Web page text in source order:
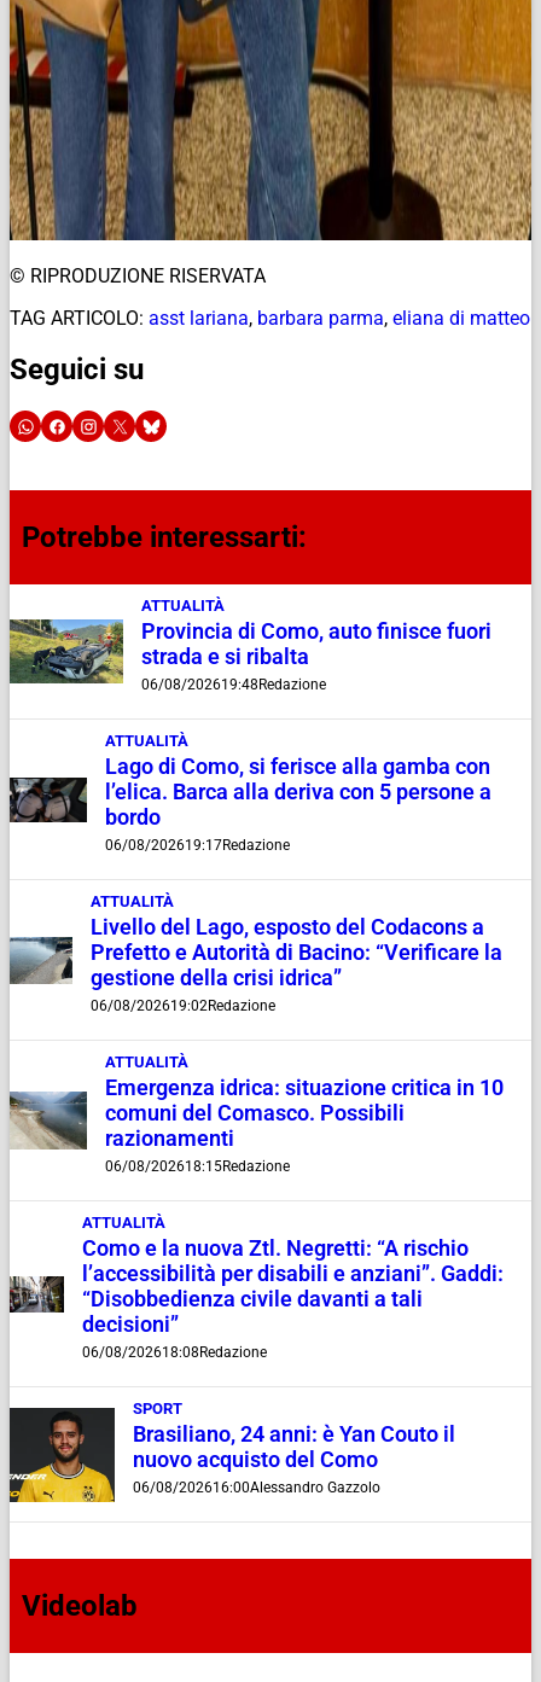
© RIPRODUZIONE RISERVATA
TAG ARTICOLO: asst lariana, barbara parma, eliana di matteo
Seguici su
Potrebbe interessarti:
ATTUALITÀ
Provincia di Como, auto finisce fuori
strada e si ribalta
06/08/202619:48 Redazione
ATTUALITÀ
Lago di Como, si ferisce alla gamba con
l’elica. Barca alla deriva con 5 persone a
bordo
06/08/202619:17Redazione
ATTUALITÀ
Livello del Lago, esposto del Codacons a
Prefetto e Autorità di Bacino: “Verificare la
gestione della crisi idrica”
06/08/202619:02Redazione
ATTUALITÀ
Emergenza idrica: situazione critica in 10
comuni del Comasco. Possibili
razionamenti
06/08/202618:15Redazione
ATTUALITÀ
Como e la nuova Ztl. Negretti: “A rischio
l’accessibilità per disabili e anziani”. Gaddi:
“Disobbedienza civile davanti a tali
decisioni”
06/08/202618:08 Redazione
SPORT
Brasiliano, 24 anni: è Yan Couto il
nuovo acquisto del Como
06/08/202616:00Alessandro Gazzolo
Videolab